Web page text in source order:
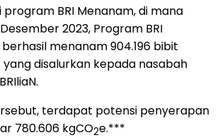
program BRI Menanam, di mana
2023, Program BRI
menanam 904.196 bibit
disalurkan kepada nasabah
terdapat potensi penyerapan
780.606 kgCO2e.***